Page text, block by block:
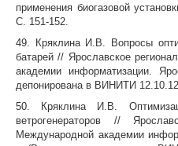
применения биогазовой
С. 151-152.
49. Кряклина И.В. Вопросы
батарей // Ярославское
академии информатизации.
депонирована в ВИНИТИ
50. Кряклина И.В.
ветрогенераторов //
Международной академии